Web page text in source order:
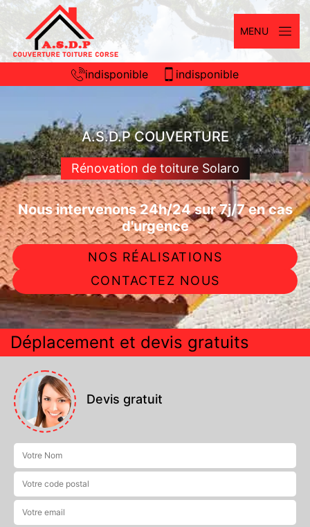
MENU
indisponible indisponible
A.S.D.P COUVERTURE
Rénovation de toiture Solaro
Nous intervenons 24h/24 sur 7j/7 en cas
d'urgence
NOS RÉALISATIONS
CONTACTEZ NOUS
Déplacement et devis gratuits
Devis gratuit